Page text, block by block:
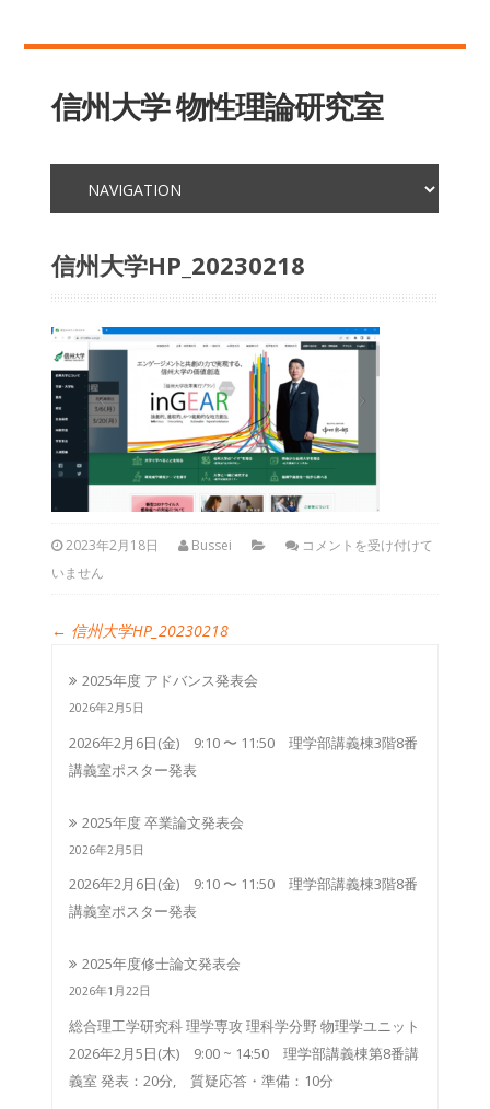
信州大学 物性理論研究室
信州大学HP_20230218
2023年2月18日 Bussei
コメントを受け付けて
いません
← 信州大学HP_20230218
2025年度 アドバンス発表会
2026年2月5日
2026年2月6日(金) 9:10 〜 11:50 理学部講義棟3階8番
講義室ポスター発表
2025年度 卒業論文発表会
2026年2月5日
2026年2月6日(金) 9:10 〜 11:50 理学部講義棟3階8番
講義室ポスター発表
2025年度修士論文発表会
2026年1月22日
総合理工学研究科 理学専攻 理科学分野 物理学ユニット
2026年2月5日(木) 9:00 ~ 14:50 理学部講義棟第8番講
義室 発表：20分, 質疑応答・準備：10分